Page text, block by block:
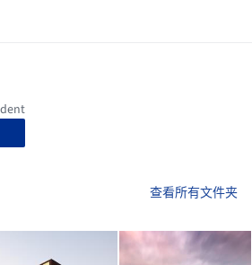
查看所有文件夹